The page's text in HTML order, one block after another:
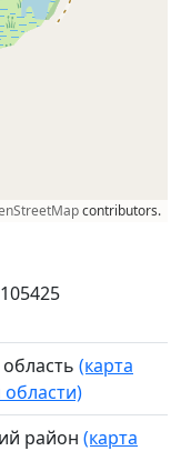
contributors.
(карта
район (карта